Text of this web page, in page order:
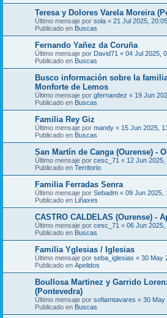
Teresa y Dolores Varela Moreira
Último mensaje por sola « 21 Jul 2025, 20:05
Publicado en Buscas
Fernando Yañez da Coruña
Último mensaje por David71 « 04 Jul 2025,
Publicado en Buscas
Busco información sobre la
Monforte de Lemos
Último mensaje por gfernandez « 19 Jun
Publicado en Buscas
Familia Rey Giz
Último mensaje por mandy « 15 Jun 2025,
Publicado en Buscas
San Martín de Canga (Ourense) -
Último mensaje por cesc_71 « 12 Jun 2025,
Publicado en Territorio
Familia Ferradas Senra
Último mensaje por Sebadm « 09 Jun 2025,
Publicado en Liñaxes
CASTRO CALDELAS (Ourense) -
Último mensaje por cesc_71 « 06 Jun 2025,
Publicado en Buscas
Familia Yglesias / Iglesias
Último mensaje por seba_iglesias « 30 May
Publicado en Apelidos
Boullosa Martinez y Garrido
(Pontevedra)
Último mensaje por sofiamtavares « 30 May
Publicado en Buscas